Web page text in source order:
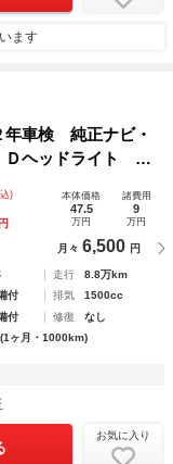
ます
車検 純正ナビ・
ヘッドライト バ
トエアコン・ライ
スマートキー禁
) 本体価格
47.5
万円
諸費用
9
万円
月々 6,500 円
走行
8.8万km
付 排気
1500cc
付 修復
なし
ヶ月・1000km)
お気に入り